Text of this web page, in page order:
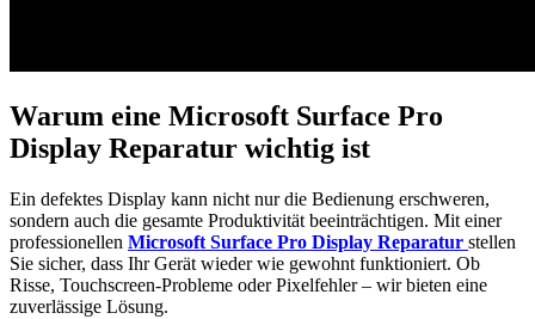
Warum eine Microsoft Surface Pro
Display Reparatur wichtig ist
Ein defektes Display kann nicht nur die Bedienung erschweren,
sondern auch die gesamte Produktivität beeinträchtigen. Mit einer
professionellen Microsoft Surface Pro Display Reparatur stellen
Sie sicher, dass Ihr Gerät wieder wie gewohnt funktioniert. Ob
Risse, Touchscreen-Probleme oder Pixelfehler – wir bieten eine
zuverlässige Lösung.